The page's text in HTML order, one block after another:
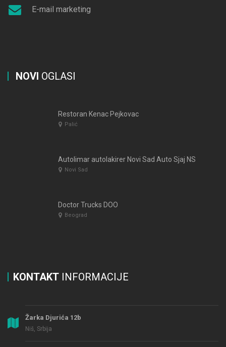
E-mail marketing
NOVI OGLASI
Restoran Kenac Pejkovac
Palić
Autolimar autolakirer Novi Sad Auto Sjaj NS
Novi Sad
Doctor Trucks DOO
Beograd
KONTAKT INFORMACIJE
Žarka Djurića 12b
Niš, Srbija